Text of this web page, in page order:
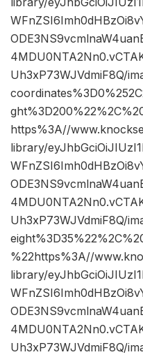
Uh3xP73WJVdmiF8Q/
https%3A//
library/
Uh3xP73WJVdmiF8Q/
%22https%3A//
library/
Uh3xP73WJVdmiF8Q/